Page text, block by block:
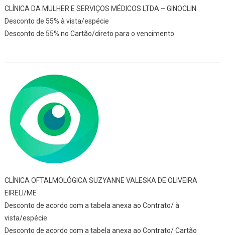
CLÍNICA DA MULHER E SERVIÇOS MÉDICOS LTDA – GINOCLIN
Desconto de 55% à vista/espécie
Desconto de 55% no Cartão/direto para o vencimento
CLÍNICA OFTALMOLÓGICA SUZYANNE VALESKA DE OLIVEIRA
EIRELI/ME
Desconto de acordo com a tabela anexa ao Contrato/ à
vista/espécie
Desconto de acordo com a tabela anexa ao Contrato/ Cartão